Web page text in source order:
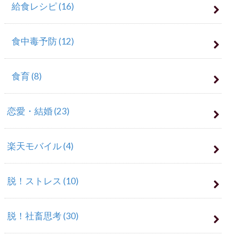
給食レシピ(16)
食中毒予防(12)
食育(8)
恋愛・結婚(23)
楽天モバイル(4)
脱！ストレス (10)
脱！社畜思考(30)